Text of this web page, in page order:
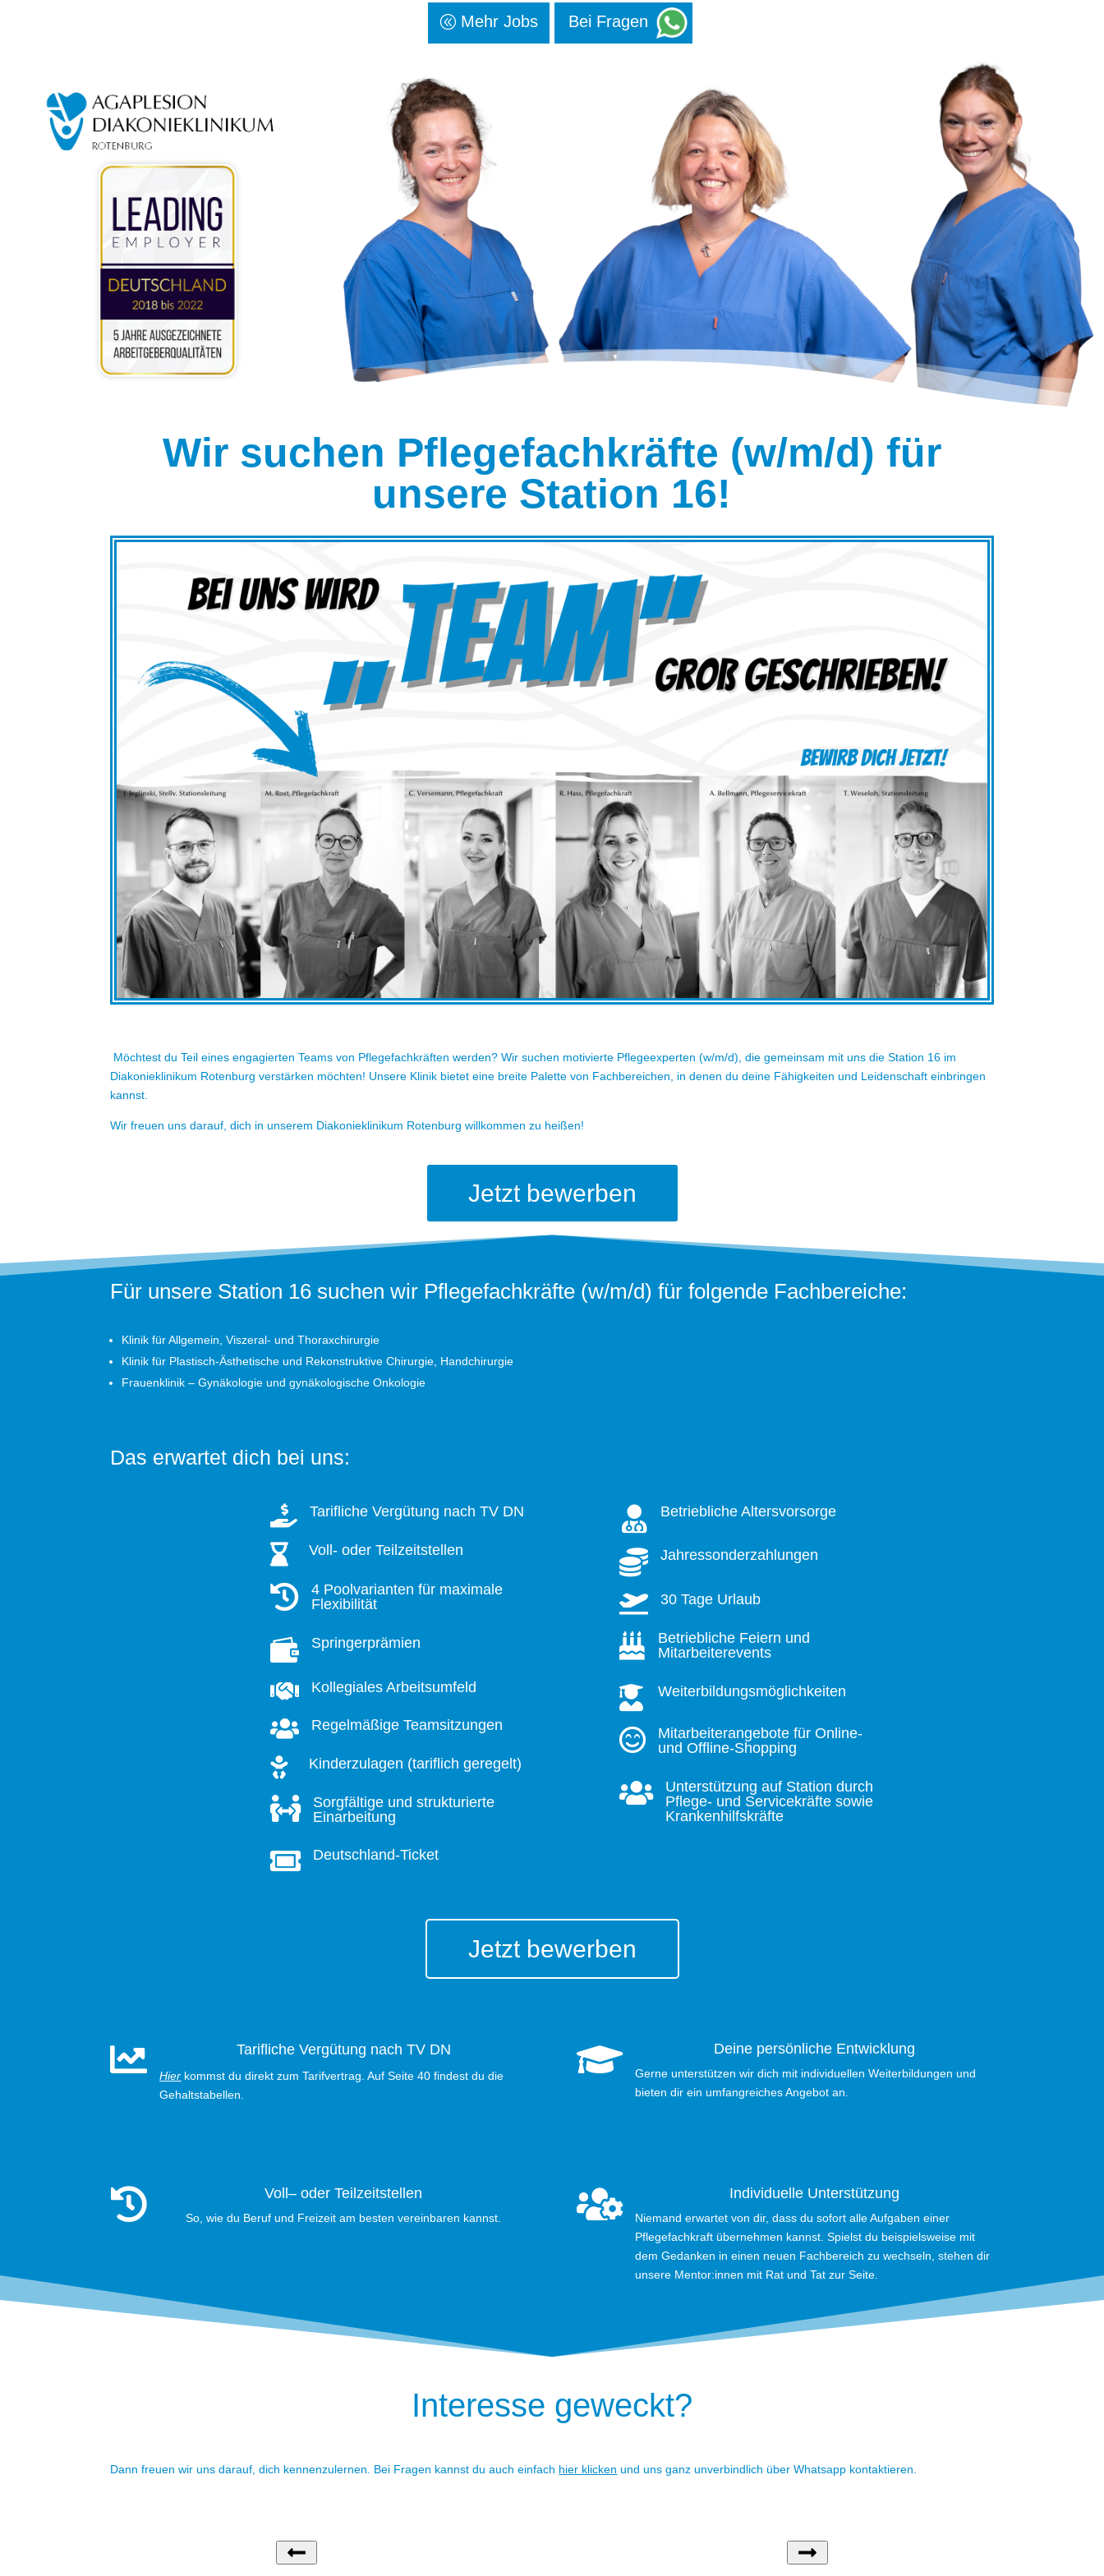
Mehr Jobs Bei Fragen
Wir suchen Pflegefachkräfte (w/m/d) für
unsere Station 16!
Möchtest du Teil eines engagierten Teams von Pflegefachkräften werden? Wir suchen motivierte Pflegeexperten (w/m/d), die gemeinsam mit uns die Station 16 im
Diakonieklinikum Rotenburg verstärken möchten! Unsere Klinik bietet eine breite Palette von Fachbereichen, in denen du deine Fähigkeiten und Leidenschaft einbringen
kannst.
Wir freuen uns darauf, dich in unserem Diakonieklinikum Rotenburg willkommen zu heißen!
Jetzt bewerben
Für unsere Station 16 suchen wir Pflegefachkräfte (w/m/d) für folgende Fachbereiche:
Klinik für Allgemein, Viszeral- und Thoraxchirurgie
Klinik für Plastisch-Ästhetische und Rekonstruktive Chirurgie, Handchirurgie
Frauenklinik – Gynäkologie und gynäkologische Onkologie
Das erwartet dich bei uns:
 Tarifliche Vergütung nach TV DN
 Voll- oder Teilzeitstellen

4 Poolvarianten für maximale
Flexibilität
 Springerprämien
 Kollegiales Arbeitsumfeld
 Regelmäßige Teamsitzungen
 Kinderzulagen (tariflich geregelt)

Sorgfältige und strukturierte
Einarbeitung
 Deutschland-Ticket
 Betriebliche Altersvorsorge
 Jahressonderzahlungen
 30 Tage Urlaub

Betriebliche Feiern und
Mitarbeiterevents
 Weiterbildungsmöglichkeiten

Mitarbeiterangebote für Online-
und Offline-Shopping

Unterstützung auf Station durch
Pflege- und Servicekräfte sowie
Krankenhilfskräfte
Jetzt bewerben
 Tarifliche Vergütung nach TV DN
Hier kommst du direkt zum Tarifvertrag. Auf Seite 40 findest du die
Gehaltstabellen.
 Deine persönliche Entwicklung
Gerne unterstützen wir dich mit individuellen Weiterbildungen und
bieten dir ein umfangreiches Angebot an.
 Voll– oder Teilzeitstellen
So, wie du Beruf und Freizeit am besten vereinbaren kannst.  Individuelle Unterstützung
Niemand erwartet von dir, dass du sofort alle Aufgaben einer
Pflegefachkraft übernehmen kannst. Spielst du beispielsweise mit
dem Gedanken in einen neuen Fachbereich zu wechseln, stehen dir
unsere Mentor:innen mit Rat und Tat zur Seite.
Interesse geweckt?
Dann freuen wir uns darauf, dich kennenzulernen. Bei Fragen kannst du auch einfach hier klicken und uns ganz unverbindlich über Whatsapp kontaktieren.